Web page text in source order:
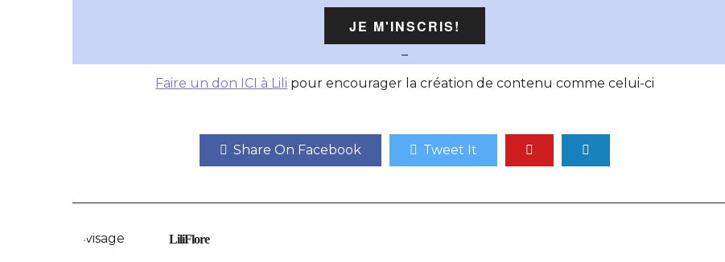
–
Faire un don ICI à Lili pour encourager la création de contenu comme celui-ci
Share On Facebook Tweet It
LiliFlore